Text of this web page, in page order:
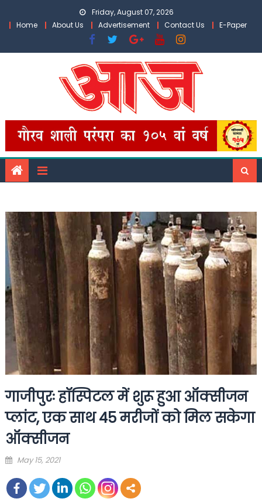
Friday, August 07, 2026
Home
About Us Advertisement Contact Us E-Paper
गाजीपुरः हॉस्पिटल में शुरू हुआ ऑक्सीजन
प्लांट, एक साथ 45 मरीजों को मिल सकेगा
ऑक्सीजन
Posted
May 15, 2021